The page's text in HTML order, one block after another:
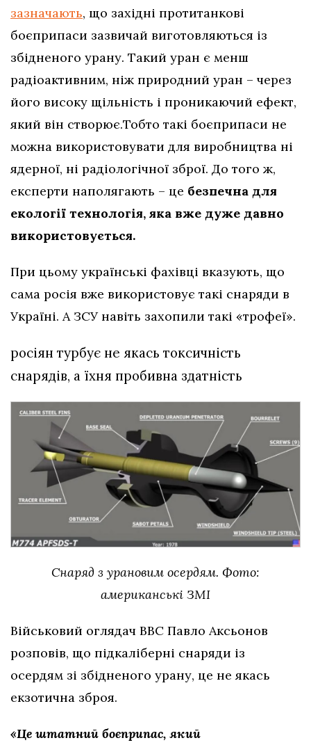
зазначають, що західні протитанкові
боєприпаси зазвичай виготовляються із
збідненого урану. Такий уран є менш
радіоактивним, ніж природний уран – через
його високу щільність і проникаючий ефект,
який він створює.Тобто такі боєприпаси не
можна використовувати для виробництва ні
ядерної, ні радіологічної зброї. До того ж,
експерти наполягають – це безпечна для
екології технологія, яка вже дуже давно
використовується.
При цьому українські фахівці вказують, що
сама росія вже використовує такі снаряди в
Україні. А ЗСУ навіть захопили такі «трофеї».
росіян турбує не якась токсичність
снарядів, а їхня пробивна здатність
Снаряд з урановим осердям. Фото:
американські ЗМІ
Військовий оглядач BBC Павло Аксьонов
розповів, що підкаліберні снаряди із
осердям зі збідненого урану, це не якась
екзотична зброя.
«Це штатний боєприпас, який